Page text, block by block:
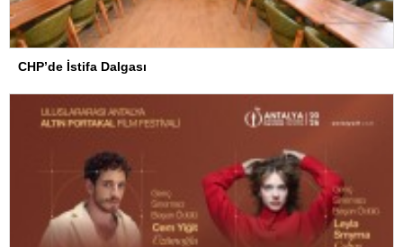
CHP’de İstifa Dalgası